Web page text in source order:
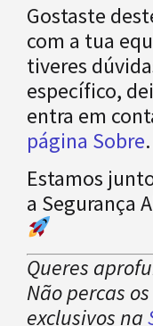
Gostaste
com a tua
tiveres
específico,
entra em
página Sobre.
Estamos
a Segurança
Queres
Não percas
exclusivos na